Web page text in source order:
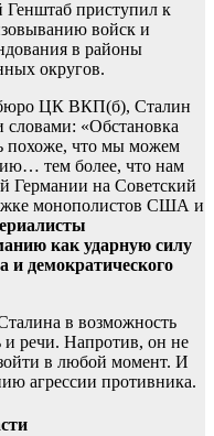
Генштаб приступил к
войск и
в районы
округов.
ЦК ВКП(б), Сталин
словами: «Обстановка
похоже, что мы можем
тем более, что нам
Германии на Советский
монополистов США и
как ударную силу
и демократического
в возможность
речи. Напротив, он не
в любой момент. И
агрессии противника.